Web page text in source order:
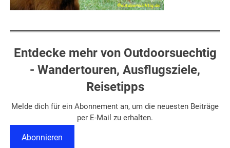
Entdecke mehr von Outdoorsuechtig
- Wandertouren, Ausflugsziele,
Reisetipps
Melde dich für ein Abonnement an, um die neuesten Beiträge
per E-Mail zu erhalten.
Abonnieren